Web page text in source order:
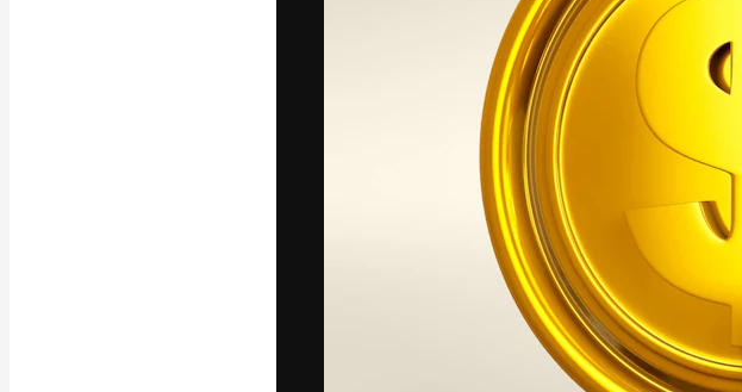
Copyright © 2010-2026Freepik Company S.L.U.